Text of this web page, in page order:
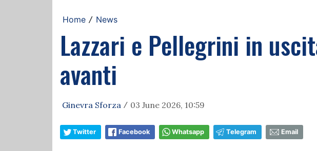
Home / News
Lazzari e Pellegrini in
avanti
Ginevra Sforza / 03 June 2026, 10:59
Twitter Facebook Whatsapp Telegram Email